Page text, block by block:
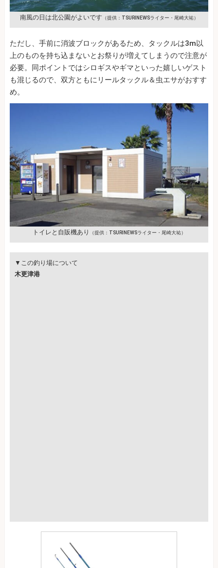
南風の日は北公園がよいです （提供：TSURINEWSライター・尾崎大祐）
ただし、手前に消波ブロックがあるため、タックルは3m以
上のものを持ち込まないとお祭りが増えてしまうので注意が
必要。同ポイントではシロギスやギマといった嬉しいゲスト
も混じるので、双方ともにリールタックル＆虫エサがおすす
め。
トイレと自販機あり （提供：TSURINEWSライター・尾崎大祐）
▼この釣り場について
木更津港